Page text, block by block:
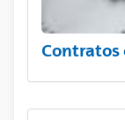
Contratos